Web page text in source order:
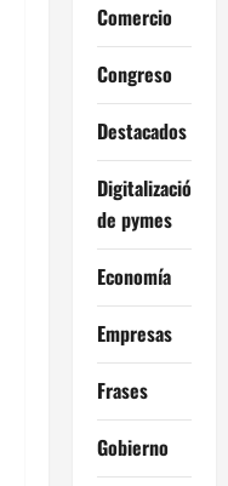
Comercio
Congreso
Destacados
Digitalización
de pymes
Economía
Empresas
Frases
Gobierno